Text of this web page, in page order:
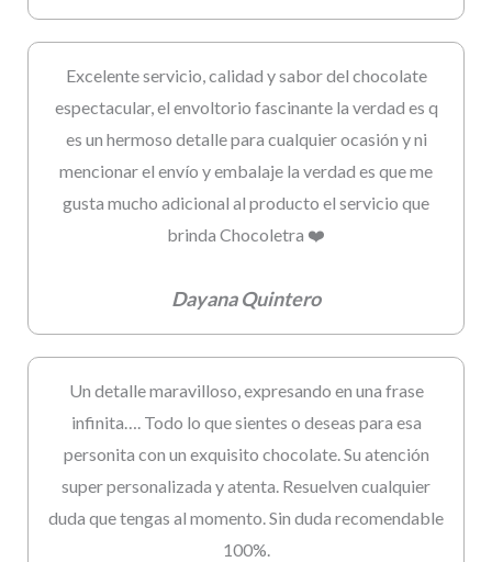
Excelente servicio, calidad y sabor del chocolate
espectacular, el envoltorio fascinante la verdad es q
es un hermoso detalle para cualquier ocasión y ni
mencionar el envío y embalaje la verdad es que me
gusta mucho adicional al producto el servicio que
brinda Chocoletra ❤️
Dayana Quintero
Un detalle maravilloso, expresando en una frase
infinita…. Todo lo que sientes o deseas para esa
personita con un exquisito chocolate. Su atención
super personalizada y atenta. Resuelven cualquier
duda que tengas al momento. Sin duda recomendable
100%.